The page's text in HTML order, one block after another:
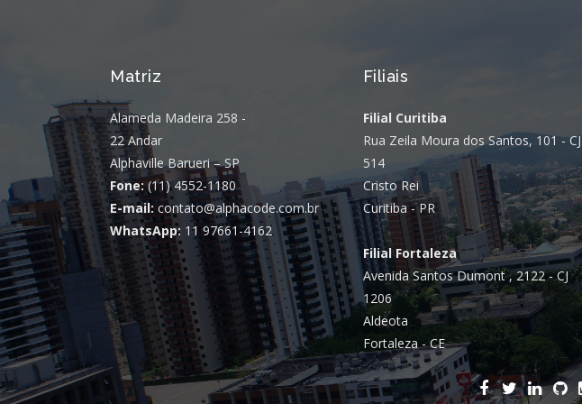
Matriz
Alameda Madeira 258 -
22 Andar
Alphaville Barueri – SP
Fone: (11) 4552-1180
E-mail: contato@alphacode.com.br
WhatsApp: 11 97661-4162
Filiais
Filial Curitiba
Rua Zeila Moura dos Santos, 101 - CJ
514
Cristo Rei
Curitiba - PR
Filial Fortaleza
Avenida Santos Dumont , 2122 - CJ
1206
Aldeota
Fortaleza - CE